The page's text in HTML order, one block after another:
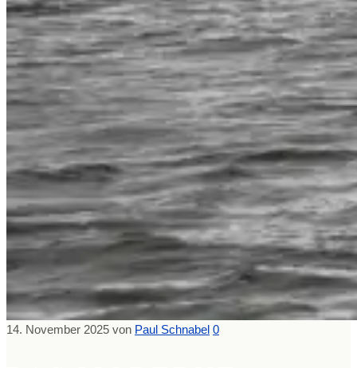
14. November 2025 von Paul Schnabel 0